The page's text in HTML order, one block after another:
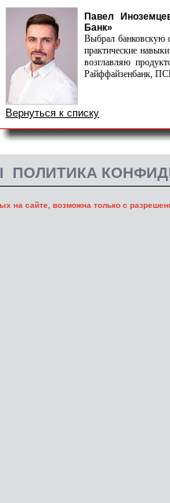
Павел
Банк»
Выбрал банковскую
практические
возглавляю
Райффайзенбанк,
Вернуться к списку
ПОЛИТИКА
на сайте, возможна только с